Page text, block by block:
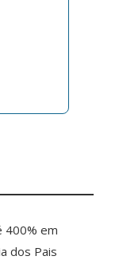
400% em
dos Pais